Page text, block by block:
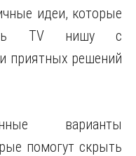
идеи, которые
TV нишу с
приятных решений
варианты
помогут скрыть